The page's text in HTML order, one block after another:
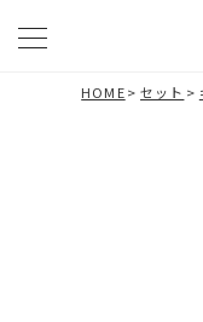
HOME>セット >